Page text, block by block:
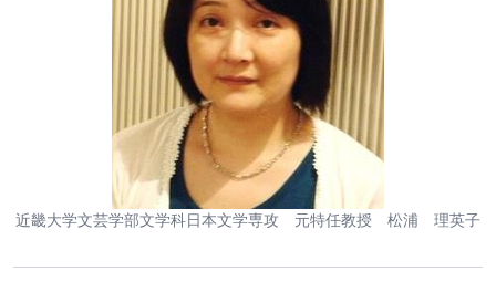
近畿大学文芸学部文学科日本文学専攻 元特任教授 松浦 理英子